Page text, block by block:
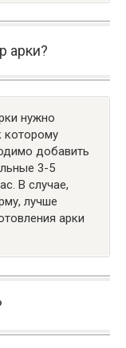
арки?
нужно
которому
добавить
3-5
В случае,
лучше
арки